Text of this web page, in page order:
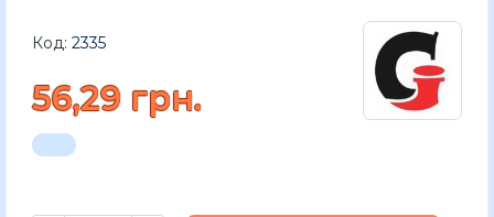
Код: 2335
56,29 грн.